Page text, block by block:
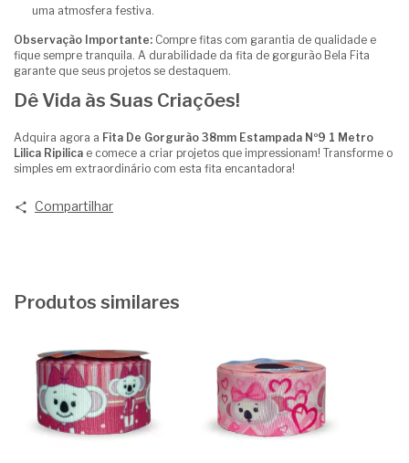
uma atmosfera festiva.
Observação Importante: Compre fitas com garantia de qualidade e
fique sempre tranquila. A durabilidade da fita de gorgurão Bela Fita
garante que seus projetos se destaquem.
Dê Vida às Suas Criações!
Adquira agora a Fita De Gorgurão 38mm Estampada Nº9 1 Metro
Lilica Ripilica e comece a criar projetos que impressionam! Transforme o
simples em extraordinário com esta fita encantadora!
Compartilhar
Produtos similares